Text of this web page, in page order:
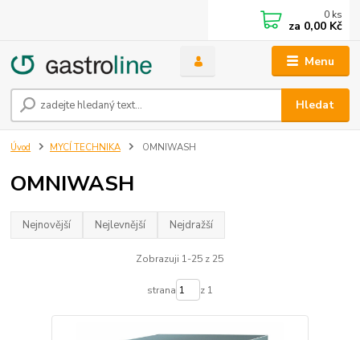
Menu
Hledat
0 ks
za 0,00 Kč
Úvod MYCÍ TECHNIKA OMNIWASH
OMNIWASH
Nejnovější Nejlevnější Nejdražší
Zobrazuji 1-25 z 25
strana z 1